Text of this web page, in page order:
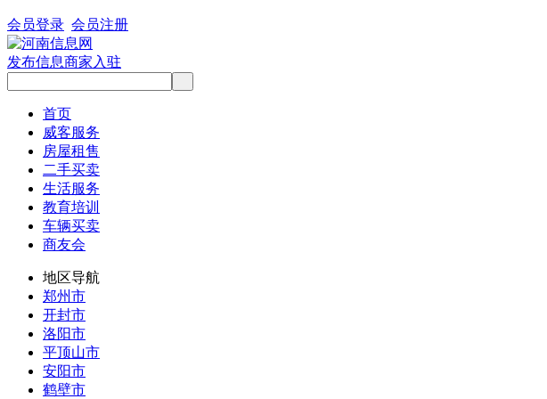
会员登录 会员注册
发布信息商家入驻
首页
威客服务
房屋租售
二手买卖
生活服务
教育培训
车辆买卖
商友会
地区导航
郑州市
开封市
洛阳市
平顶山市
安阳市
鹤壁市